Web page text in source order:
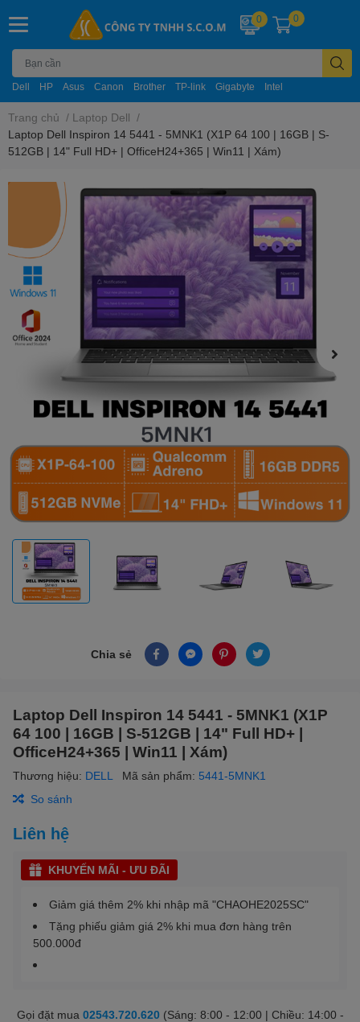
Dell HP Asus Canon Brother TP-link Gigabyte Intel
0 0
Trang chủ / Laptop Dell /
Laptop Dell Inspiron 14 5441 - 5MNK1 (X1P 64 100 | 16GB | S-
512GB | 14" Full HD+ | OfficeH24+365 | Win11 | Xám)
Chia sẻ
Laptop Dell Inspiron 14 5441 - 5MNK1 (X1P
64 100 | 16GB | S-512GB | 14" Full HD+ |
OfficeH24+365 | Win11 | Xám)
Thương hiệu: DELL Mã sản phẩm: 5441-5MNK1
So sánh
Liên hệ
KHUYẾN MÃI - ƯU ĐÃI
Giảm giá thêm 2% khi nhập mã "CHAOHE2025SC"
Tặng phiếu giảm giá 2% khi mua đơn hàng trên
500.000đ
Gọi đặt mua 02543.720.620(Sáng: 8:00 - 12:00 | Chiều: 14:00 -